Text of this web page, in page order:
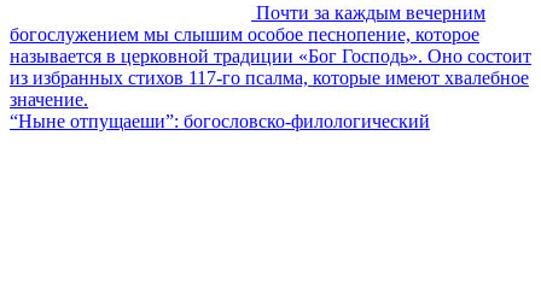
Почти за каждым вечерним
богослужением мы слышим особое песнопение, которое
называется в церковной традиции «Бог Господь». Оно состоит
из избранных стихов 117-го псалма, которые имеют хвалебное
значение.
“Ныне отпущаеши”: богословско-филологический